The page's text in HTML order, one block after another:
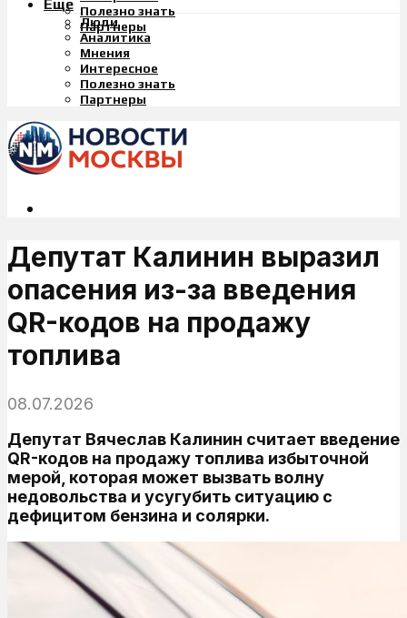
Полезно знать
Партнеры
Еще
Люди
Аналитика
Мнения
Интересное
Полезно знать
Партнеры
Депутат Калинин выразил
опасения из-за введения
QR-кодов на продажу
топлива
08.07.2026
Депутат Вячеслав Калинин считает введение
QR-кодов на продажу топлива избыточной
мерой, которая может вызвать волну
недовольства и усугубить ситуацию с
дефицитом бензина и солярки.